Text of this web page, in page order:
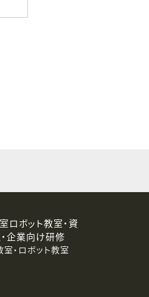
ロボット教室・資
企業向け研修
・ロボット教室